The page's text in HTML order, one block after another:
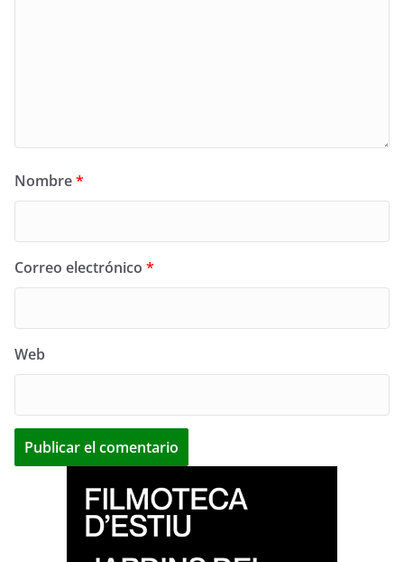
Nombre*
Correo electrónico *
Web